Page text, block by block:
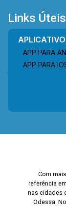
Links Úteis
APP PARA
APP PARA
Com
referência
nas cidades
Odessa.